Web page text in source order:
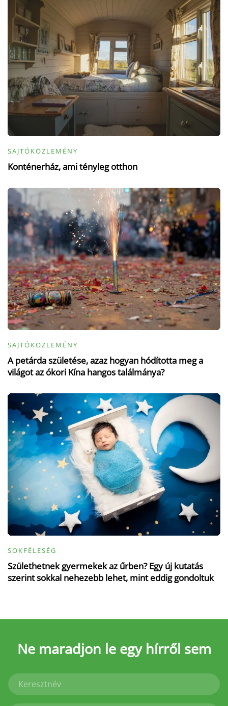
SAJTÓKÖZLEMÉNY
Konténerház, ami tényleg otthon
SAJTÓKÖZLEMÉNY
A petárda születése, azaz hogyan hódította meg a
világot az ókori Kína hangos találmánya?
SOKFÉLESÉG
Születhetnek gyermekek az űrben? Egy új kutatás
szerint sokkal nehezebb lehet, mint eddig gondoltuk
Ne maradjon le egy hírről sem